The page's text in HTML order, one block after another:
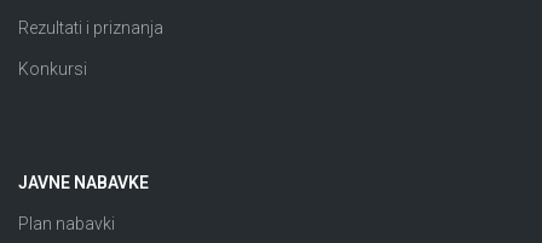
Rezultati i priznanja
Konkursi
JAVNE NABAVKE
Plan nabavki